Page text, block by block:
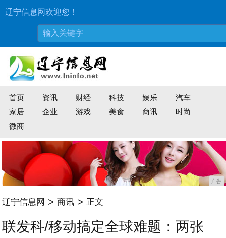
辽宁信息网欢迎您！
首页 资讯 财经 科技 娱乐
汽车
家居
企业 游戏 美食 商讯
时尚
微商
广告
辽宁信息网 > 商讯 > 正文
联发科/移动搞定全球难题：两张